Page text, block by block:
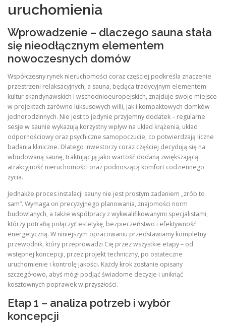
uruchomienia
Wprowadzenie – dlaczego sauna stała
się nieodłącznym elementem
nowoczesnych domów
Współczesny rynek nieruchomości coraz częściej podkreśla znaczenie
przestrzeni relaksacyjnych, a sauna, będąca tradycyjnym elementem
kultur skandynawskich i wschodnioeuropejskich, znajduje swoje miejsce
w projektach zarówno luksusowych willi, jak i kompaktowych domków
jednorodzinnych. Nie jest to jedynie przyjemny dodatek – regularne
sesje w saunie wykazują korzystny wpływ na układ krążenia, układ
odpornościowy oraz psychiczne samopoczucie, co potwierdzają liczne
badania kliniczne. Dlatego inwestorzy coraz częściej decydują się na
wbudowaną saunę, traktując ją jako wartość dodaną zwiększającą
atrakcyjność nieruchomości oraz podnoszącą komfort codziennego
życia.
Jednakże proces instalacji sauny nie jest prostym zadaniem „zrób to
sam”. Wymaga on precyzyjnego planowania, znajomości norm
budowlanych, a także współpracy z wykwalifikowanymi specjalistami,
którzy potrafią połączyć estetykę, bezpieczeństwo i efektywność
energetyczną. W niniejszym opracowaniu przedstawiamy kompletny
przewodnik, który przeprowadzi Cię przez wszystkie etapy – od
wstępnej koncepcji, przez projekt techniczny, po ostateczne
uruchomienie i kontrolę jakości. Każdy krok zostanie opisany
szczegółowo, abyś mógł podjąć świadome decyzje i uniknąć
kosztownych poprawek w przyszłości.
Etap 1 – analiza potrzeb i wybór
koncepcji